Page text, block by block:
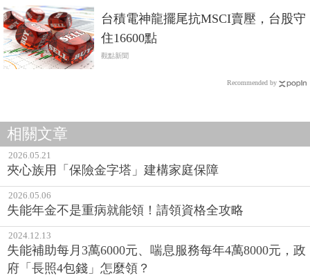
台積電神龍擺尾抗MSCI賣壓，台股守
住16600點
觀點新聞
Recommended by
相關文章
2026.05.21
夾心族用「保險金字塔」建構家庭保障
2026.05.06
失能年金不是重病就能領！請領資格全攻略
2024.12.13
失能補助每月3萬6000元、喘息服務每年4萬8000元，政
府「長照4包錢」怎麼領？